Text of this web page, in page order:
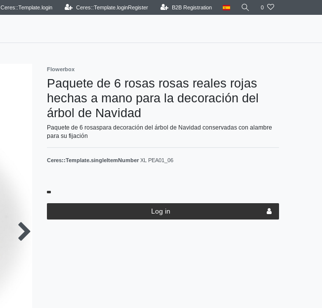
Ceres::Template.login Ceres::Template.loginRegister B2B Registration 0
Flowerbox
Paquete de 6 rosas rosas reales rojas
hechas a mano para la decoración del
árbol de Navidad
Paquete de 6 rosaspara decoración del árbol de Navidad conservadas con alambre
para su fijación
Ceres::Template.singleItemNumber XL PEA01_06
Log in